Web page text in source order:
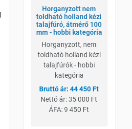
Horganyzott nem
toldható holland kézi
talajfúró, átmérő 100
mm - hobbi kategória
Horganyzott, nem
toldható holland kézi
talajfúrók - hobbi
kategória
44 450 Ft
Nettó ár:35 000 Ft
ÁFA:9 450 Ft